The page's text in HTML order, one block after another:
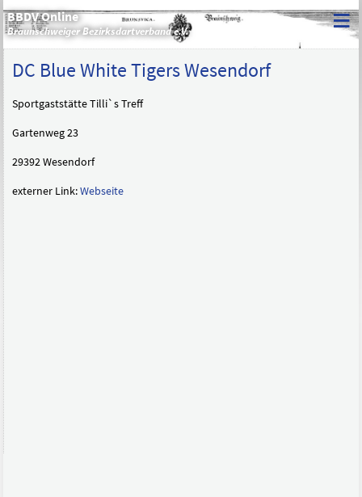
BBDV Online
Braunschweiger Bezirksdartverband e.V. ≡
DC Blue White Tigers Wesendorf
Sportgaststätte Tilli`s Treff
Gartenweg 23
29392 Wesendorf
externer Link:Webseite